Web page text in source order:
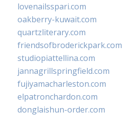
lovenailsspari.com
oakberry-kuwait.com
quartzliterary.com
friendsofbroderickpark.com
studiopiattellina.com
jannagrillspringfield.com
fujiyamacharleston.com
elpatronchardon.com
donglaishun-order.com